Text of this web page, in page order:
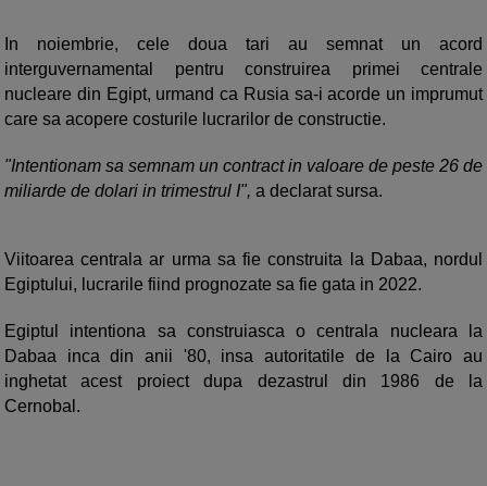
In noiembrie, cele doua tari au semnat un acord
interguvernamental pentru construirea primei centrale
nucleare din Egipt, urmand ca Rusia sa-i acorde un imprumut
care sa acopere costurile lucrarilor de constructie.
"Intentionam sa semnam un contract in valoare de peste 26 de
miliarde de dolari in trimestrul I", a declarat sursa.
Viitoarea centrala ar urma sa fie construita la Dabaa, nordul
Egiptului, lucrarile fiind prognozate sa fie gata in 2022.
Egiptul intentiona sa construiasca o centrala nucleara la
Dabaa inca din anii '80, insa autoritatile de la Cairo au
inghetat acest proiect dupa dezastrul din 1986 de la
Cernobal.